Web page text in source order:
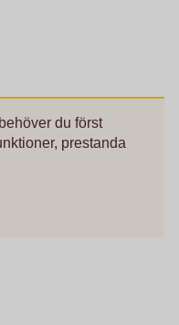
du först
prestanda